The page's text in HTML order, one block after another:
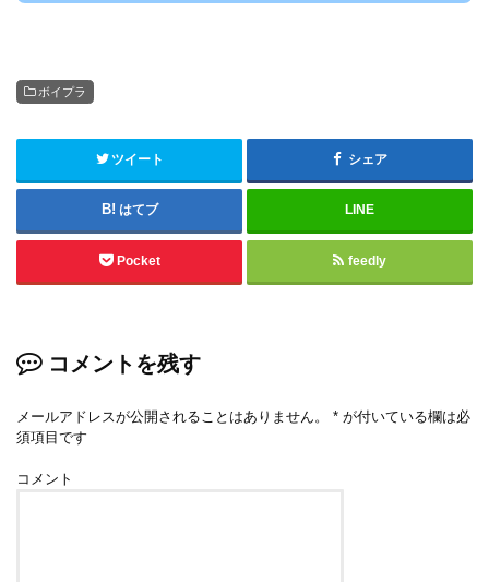
ボイプラ
ツイート シェア
はてブ LINE
Pocket feedly
コメントを残す
メールアドレスが公開されることはありません。 * が付いている欄は必
須項目です
コメント